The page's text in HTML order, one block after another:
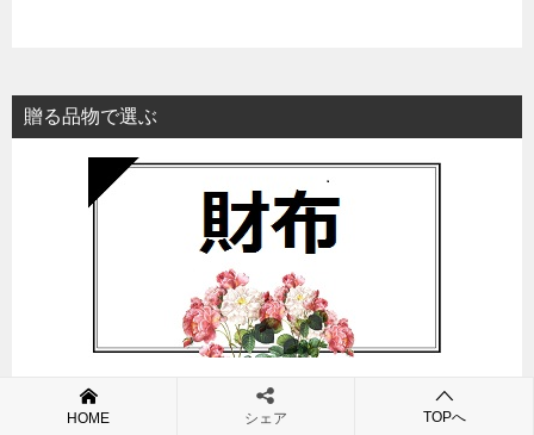
贈る品物で選ぶ
HOME シェア TOPへ